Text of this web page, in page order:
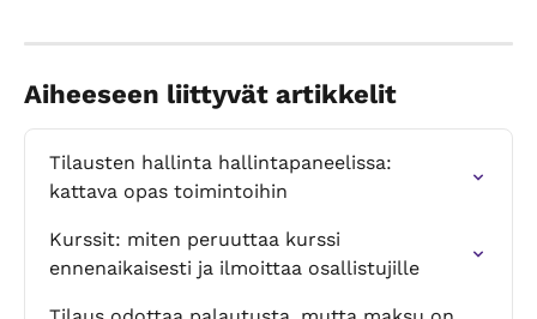
Aiheeseen liittyvät artikkelit
Tilausten hallinta hallintapaneelissa:
kattava opas toimintoihin
Kurssit: miten peruuttaa kurssi
ennenaikaisesti ja ilmoittaa osallistujille